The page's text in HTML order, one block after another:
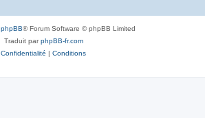
phpBB® Forum Software © phpBB Limited
Traduit parphpBB-fr.com
Confidentialité | Conditions